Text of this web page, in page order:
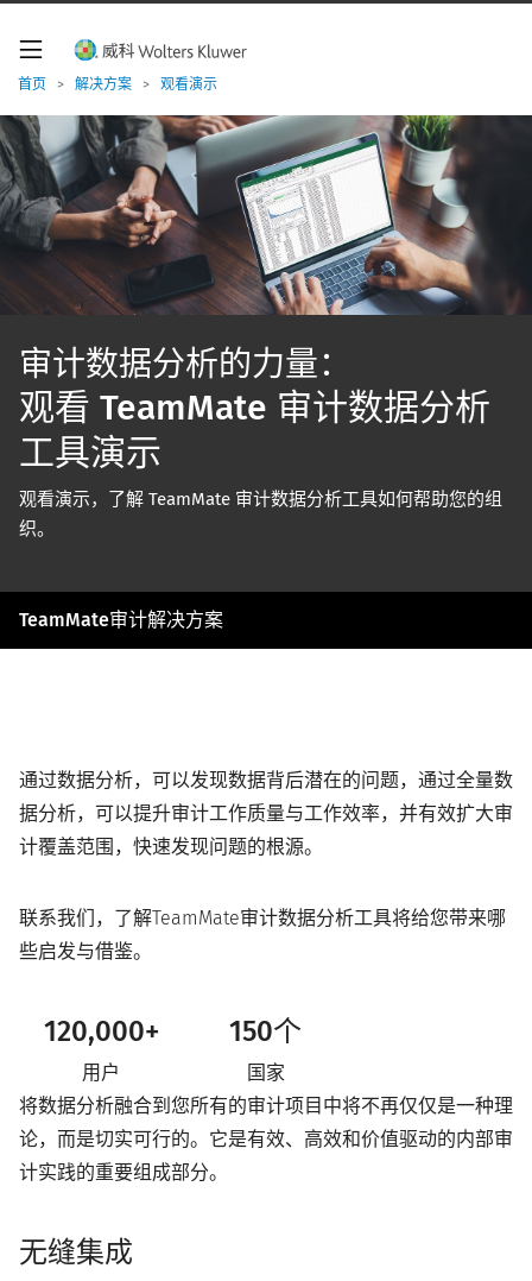
W
r
s
K
l
u
w
导
首页 > 解决方案 > 观看演示
审计数据分析的力量：
观看 TeamMate 审计数据分析
工具演示
观看演示，了解 TeamMate 审计数据分析工具如何帮助您的组
织。
TeamMate审计解决方案
e
通过数据分析，可以发现数据背后潜在的问题，通过全量数
据分析，可以提升审计工作质量与工作效率，并有效扩大审
计覆盖范围，快速发现问题的根源。
联系我们，了解TeamMate审计数据分析工具将给您带来哪
些启发与借鉴。
120,000+
用户
150个
国家
将数据分析融合到您所有的审计项目中将不再仅仅是一种理
论，而是切实可行的。它是有效、高效和价值驱动的内部审
计实践的重要组成部分。
无缝集成